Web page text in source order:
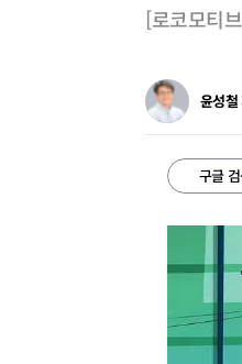
[로코모티
윤성철
구글